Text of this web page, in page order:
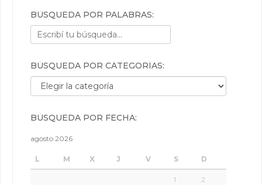
BÚSQUEDA POR PALABRAS:
BÚSQUEDA POR CATEGORÍAS:
Búsqueda por categorías:
BÚSQUEDA POR FECHA:
agosto 2026
L M X J V S D
1 2